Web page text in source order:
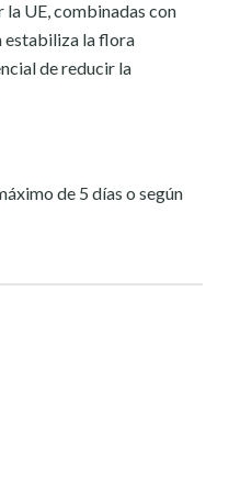
UE, combinadas con
estabiliza la flora
de reducir la
de 5 días o según